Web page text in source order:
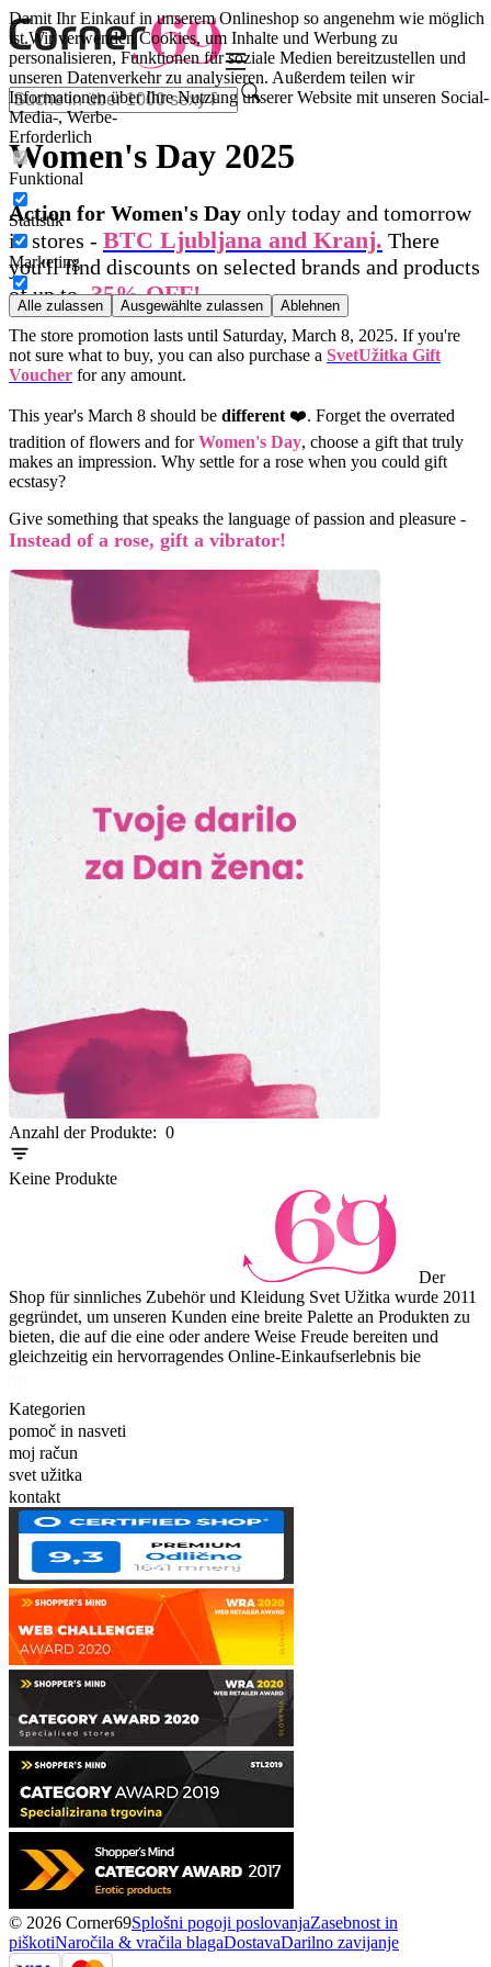
Damit Ihr Einkauf in unserem Onlineshop so angenehm wie möglich
ist.Wir verwenden Cookies, um Inhalte und Werbung zu
personalisieren, Funktionen für soziale Medien bereitzustellen und
unseren Datenverkehr zu analysieren. Außerdem teilen wir
Informationen über Ihre Nutzung unserer Website mit unseren Social-
Media-, Werbe-
Erforderlich
Funktional
Statistik
Marketing
Alle zulassen Ausgewählte zulassen Ablehnen
Women's Day 2025
Action for Women's Day only today and tomorrow
in stores - BTC Ljubljana and Kranj. There
you'll find discounts on selected brands and products
of up to-35% OFF!
The store promotion lasts until Saturday, March 8, 2025. If you're
not sure what to buy, you can also purchase a SvetUžitka Gift
Voucher for any amount.
This year's March 8 should be different ❤️. Forget the overrated
tradition of flowers and forWomen's Day, choose a gift that truly
makes an impression. Why settle for a rose when you could gift
ecstasy?
Give something that speaks the language of passion and pleasure -
Instead of a rose, gift a vibrator!
Item
1
of
0
Anzahl der Produkte: 0
Keine Produkte
Der
Shop für sinnliches Zubehör und Kleidung Svet Užitka wurde 2011
gegründet, um unseren Kunden eine breite Palette an Produkten zu
bieten, die auf die eine oder andere Weise Freude bereiten und
gleichzeitig ein hervorragendes Online-Einkaufserlebnis bie
Kategorien
pomoč in nasveti
moj račun
svet užitka
kontakt
© 2026 Corner69Splošni pogoji poslovanjaZasebnost in
piškotiNaročila & vračila blagaDostavaDarilno zavijanje